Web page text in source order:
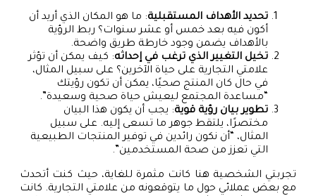
تحديد الأهداف المستقبلية: ما هو المكان الذي أريد أن
أكون فيه بعد خمس أو عشر سنوات؟ ربط الرؤية
بالأهداف يضمن وجود خارطة طريق واضحة.
تخيل التغيير الذي ترغب في إحداثه: كيف يمكن أن تؤثر
علامتي التجارية على حياة الآخرين؟ على سبيل المثال،
في حال كان المنتج صحيًا، يمكن أن تكون رؤيتك
“مساعدة المجتمع ليعيش حياة صحية وسعيدة”.
تطوير بيان رؤية قوية: يجب أن يكون هذا البيان
مختصرًا، يلتقط جوهر ما تسعى إليه. على سبيل
المثال، “أن نكون رائدين في توفير المنتجات الطبيعية
التي تعزز من صحة المستخدمين”.
تجربتي الشخصية هنا كانت مثمرة للغاية، حيث كنت أتحدث
مع بعض عملائي حول ما يتوقعونه من علامتي التجارية. كانت